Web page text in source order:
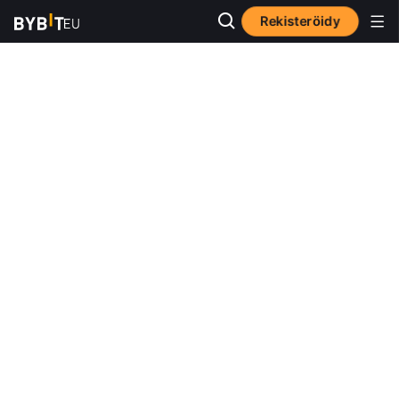
Rekisteröidy